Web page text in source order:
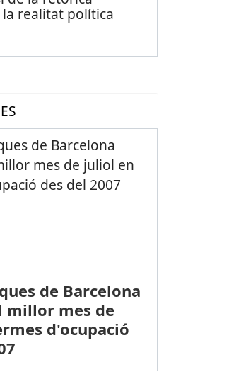
la realitat política
de Barcelona
millor mes de
d'ocupació